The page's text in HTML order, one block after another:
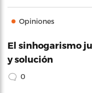
Opiniones
El sinhogarismo
y solución
0